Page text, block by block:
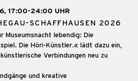
17:00-24:00 UHR
SCHAFFHAUSEN 2026
Museumsnacht lebendig: Die
Die Höri-Künstler.« lädt dazu ein,
Verbindungen neu zu
und kreative